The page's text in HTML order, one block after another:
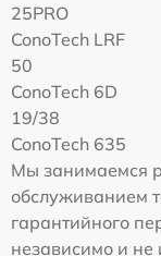
25PRO
ConoTech LRF
50
ConoTech 6D
19/38
ConoTech 635
Мы занимаемся
обслуживанием
гарантийного
независимо и не